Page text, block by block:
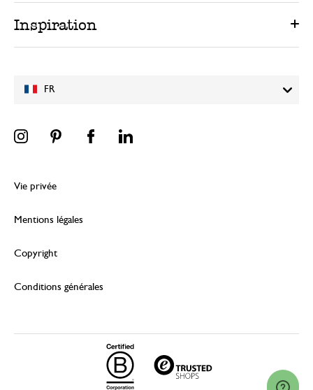
FR
Inspiration
Vie privée
Mentions légales
Copyright
Conditions générales